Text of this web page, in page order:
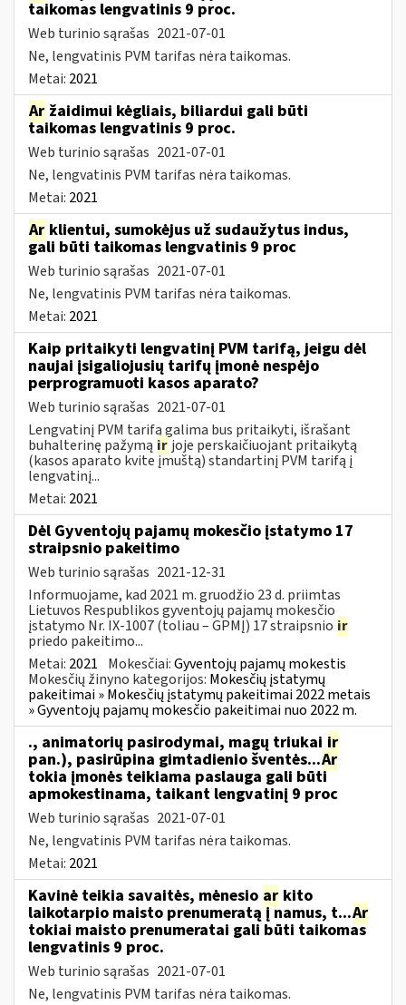
taikomas lengvatinis 9 proc.
Web turinio sąrašas 2021-07-01
Ne, lengvatinis PVM tarifas nėra taikomas.
Metai: 2021
Ar žaidimui kėgliais, biliardui gali būti
taikomas lengvatinis 9 proc.
Web turinio sąrašas 2021-07-01
Ne, lengvatinis PVM tarifas nėra taikomas.
Metai: 2021
Ar klientui, sumokėjus už sudaužytus indus,
gali būti taikomas lengvatinis 9 proc
Web turinio sąrašas 2021-07-01
Ne, lengvatinis PVM tarifas nėra taikomas.
Metai: 2021
Kaip pritaikyti lengvatinį PVM tarifą, jeigu dėl
naujai įsigaliojusių tarifų įmonė nespėjo
perprogramuoti kasos aparato?
Web turinio sąrašas 2021-07-01
Lengvatinį PVM tarifą galima bus pritaikyti, išrašant
buhalterinę pažymą ir joje perskaičiuojant pritaikytą
(kasos aparato kvite įmuštą) standartinį PVM tarifą į
lengvatinį...
Metai: 2021
Dėl Gyventojų pajamų mokesčio įstatymo 17
straipsnio pakeitimo
Web turinio sąrašas 2021-12-31
Informuojame, kad 2021 m. gruodžio 23 d. priimtas
Lietuvos Respublikos gyventojų pajamų mokesčio
įstatymo Nr. IX-1007 (toliau – GPMĮ) 17 straipsnio ir
priedo pakeitimo...
Metai: 2021 Mokesčiai:Gyventojų pajamų mokestis
Mokesčių žinyno kategorijos: Mokesčių įstatymų
pakeitimai » Mokesčių įstatymų pakeitimai 2022 metais
» Gyventojų pajamų mokesčio pakeitimai nuo 2022 m.
., animatorių pasirodymai, magų triukai ir
pan.), pasirūpina gimtadienio šventės...Ar
tokia įmonės teikiama paslauga gali būti
apmokestinama, taikant lengvatinį 9 proc
Web turinio sąrašas 2021-07-01
Ne, lengvatinis PVM tarifas nėra taikomas.
Metai: 2021
Kavinė teikia savaitės, mėnesio ar kito
laikotarpio maisto prenumeratą į namus, t...Ar
tokiai maisto prenumeratai gali būti taikomas
lengvatinis 9 proc.
Web turinio sąrašas 2021-07-01
Ne, lengvatinis PVM tarifas nėra taikomas.